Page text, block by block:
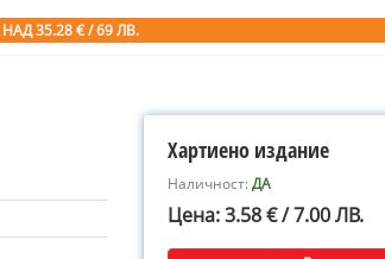
НАД 35.28 € / 69 ЛВ.
Хартиено издание
Наличност:ДА
Цена: 3.58 € / 7.00 ЛВ.